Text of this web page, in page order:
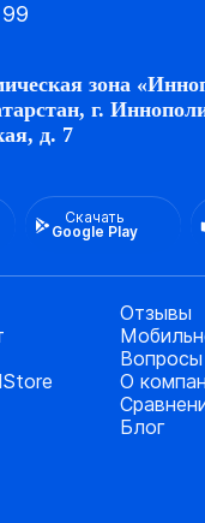
зона
г.
д. 7
Скачать
Google Play
Отзывы
Вопросы
О
Блог